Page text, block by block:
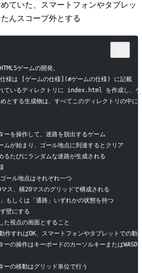
ていた、スマートフォンやタブレッ
んスコープ外とする
ゲームの開発。
様は [ゲームの仕様](#ゲームの仕様) に記載
ているディレクトリに index.html を作成し、
する生成物は、すべてこのディレクトリの中に
を操作して、迷路を脱出するゲーム
が始まり、ゴール地点に到達するとクリア
たびにランダムな迷路が生成される
ール地点はそれぞれ一つ
ス、橫20マスのグリッドで構成される
もしくは「通路」いずれかの状態を持つ
壁にする
視点の画面とすること
作すればOK、スマートフォンやタブレットでの動
の操作はキーボードのカーソルキーまたはWASD
の移動はグリッド単位で行う